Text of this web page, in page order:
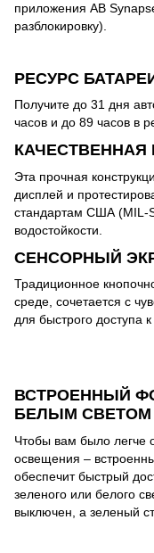
приложения AB
разблокировку).
РЕСУРС
Получите до 31 дня
часов и до 89 часов в
КАЧЕСТВЕННАЯ
Эта прочная
дисплей и
стандартам США (MIL-
водостойкости.
СЕНСОРНЫЙ
Традиционное
среде, сочетается с
для быстрого доступа
ВСТРОЕННЫЙ
БЕЛЫМ СВЕТОМ
Чтобы вам было легче
освещения –
обеспечит быстрый
зеленого или белого
выключен, а зеленый